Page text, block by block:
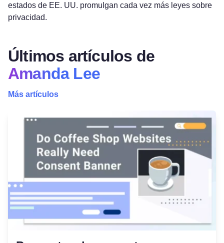
estados de EE. UU. promulgan cada vez más leyes sobre
privacidad.
Últimos artículos de
Amanda Lee
Más artículos